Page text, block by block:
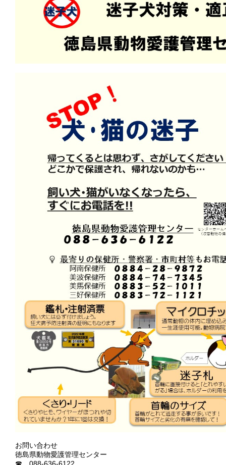
お問い合わせ
徳島県動物愛護管理センター